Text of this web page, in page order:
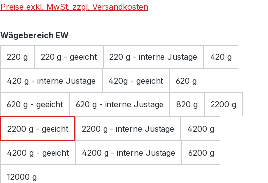
Preise exkl. MwSt. zzgl. Versandkosten
Wägebereich EW
220 g 220 g - geeicht 220 g - interne Justage 420 g
420 g - interne Justage 420g - geeicht 620 g
620 g - geeicht 620 g - interne Justage 820 g 2200 g
2200 g - geeicht 2200 g - interne Justage 4200 g
4200 g - geeicht 4200 g - interne Justage 6200 g
12000 g